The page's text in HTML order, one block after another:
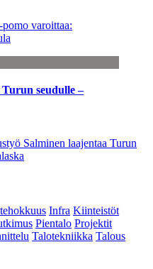
varoittaa:
seudulle –
Salminen laajentaa Turun
Infra Kiinteistöt
Pientalo Projektit
Talotekniikka Talous